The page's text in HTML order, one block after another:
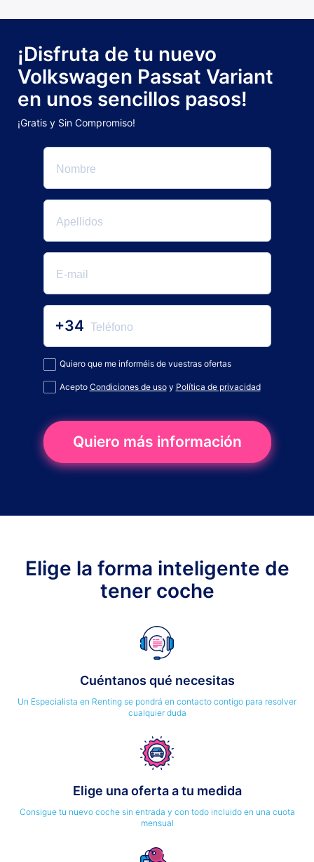
¡Disfruta de tu nuevo
Volkswagen Passat Variant
en unos sencillos pasos!
¡Gratis y Sin Compromiso!
+34
Quiero que me informéis de vuestras ofertas
Acepto Condiciones de usoy Política de privacidad
Quiero más información
Elige la forma inteligente de
tener coche
Cuéntanos qué necesitas
Un Especialista en Renting se pondrá en contacto contigo para resolver
cualquier duda
Elige una oferta a tu medida
Consigue tu nuevo coche sin entrada y con todo incluido en una cuota
mensual